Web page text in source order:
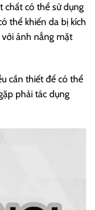
chất có thể sử dụng
thể khiến da bị kích
ánh nắng mặt
cần thiết để có thể
phải tác dụng